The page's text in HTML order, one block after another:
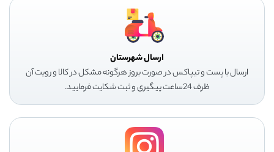
ارسال شهرستان
ارسال با پست و تیپاکس در صورت بروز هرگونه مشکل در کالا و رویت آن
ظرف 24ساعت پیگیری و ثبت شکایت فرمایید.